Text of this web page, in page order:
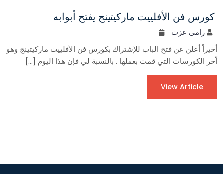
كورس فن الأفلييت ماركيتينج يفتح أبوابه
رامى عزت
أخيراً أعلن عن فتح الباب للإشتراك بكورس فن الأفلييت ماركيتينج وهو
اّخر الكورسات التي قمت بعملها . بالنسبة لي فإن هذا اليوم […]
View Article